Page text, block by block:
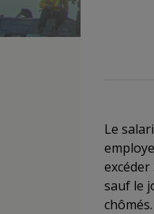
Le
sauf le
chômés.